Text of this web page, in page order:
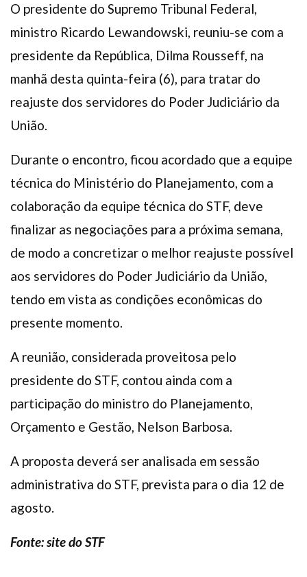
O presidente do Supremo Tribunal Federal,
ministro Ricardo Lewandowski, reuniu-se com a
presidente da República, Dilma Rousseff, na
manhã desta quinta-feira (6), para tratar do
reajuste dos servidores do Poder Judiciário da
União.
Durante o encontro, ficou acordado que a equipe
técnica do Ministério do Planejamento, com a
colaboração da equipe técnica do STF, deve
finalizar as negociações para a próxima semana,
de modo a concretizar o melhor reajuste possível
aos servidores do Poder Judiciário da União,
tendo em vista as condições econômicas do
presente momento.
A reunião, considerada proveitosa pelo
presidente do STF, contou ainda com a
participação do ministro do Planejamento,
Orçamento e Gestão, Nelson Barbosa.
A proposta deverá ser analisada em sessão
administrativa do STF, prevista para o dia 12 de
agosto.
Fonte: site do STF
Seguro Auto
Plano de Saúde
Assistência Funeral